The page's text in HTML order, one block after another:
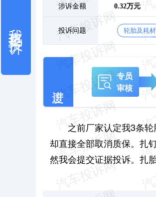
涉诉金额 0.32万元
投诉问题 轮胎及耗
专员
审核
之前厂家认定我3条
却直接全部取消质保。扎
然我会提交证据投诉。扎